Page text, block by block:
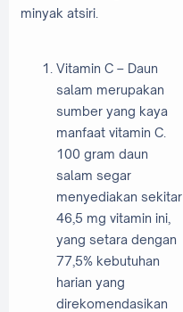
minyak atsiri.
Vitamin C – Daun
salam merupakan
sumber yang kaya
manfaat vitamin C.
100 gram daun
salam segar
menyediakan sekitar
46,5 mg vitamin ini,
yang setara dengan
77,5% kebutuhan
harian yang
direkomendasikan